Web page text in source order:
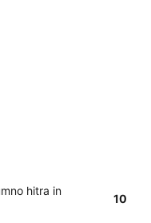
hitra in
10